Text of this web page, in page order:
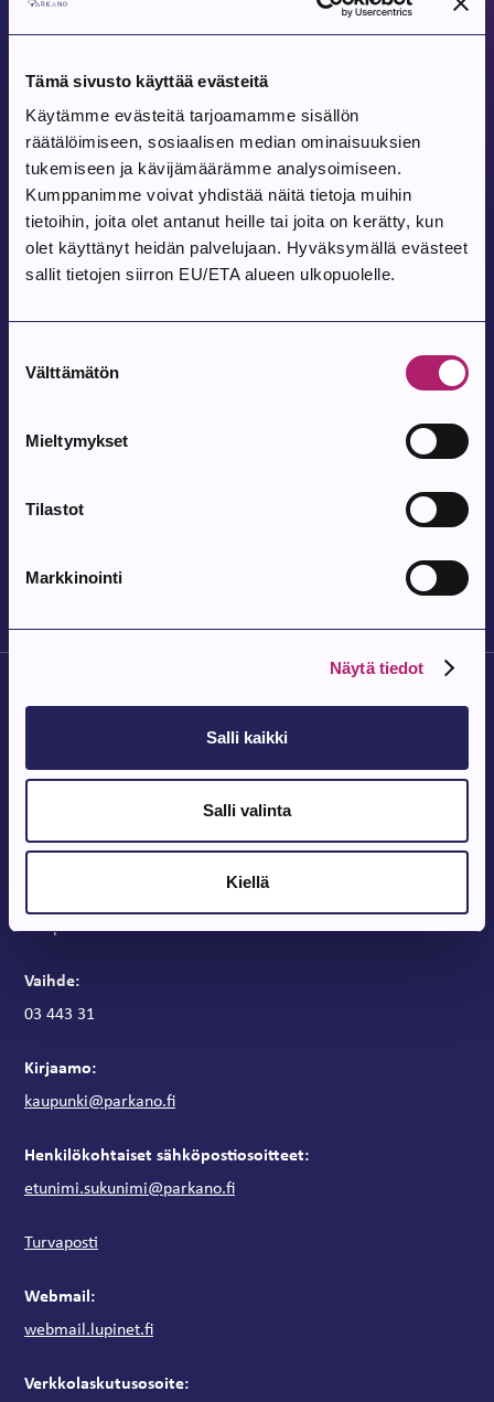
Tämä sivusto käyttää evästeitä
Käytämme evästeitä tarjoamamme sisällön
räätälöimiseen, sosiaalisen median ominaisuuksien
tukemiseen ja kävijämäärämme analysoimiseen.
Kumppanimme voivat yhdistää näitä tietoja muihin
tietoihin, joita olet antanut heille tai joita on kerätty, kun
olet käyttänyt heidän palvelujaan. Hyväksymällä evästeet
sallit tietojen siirron EU/ETA alueen ulkopuolelle.
valinta
Välttämätön
Mieltymykset
Tilastot
Markkinointi
Näytä tiedot
Salli kaikki
Salli valinta
Kiellä
Hakemukset tulee toimittaa pe 12.6. mennessä sähköpostiin
vapaa-aikatoimi@parkano.fi. Lisätiedot: 044 7865 512 tai 044
Harjoitusvuorohakemus
Jaa
Uusimmat artikkelit
Yksityisteiden aurauspalvelun haku
Yksityisteiden avustusten haku avoinna
8.6.2026- 31.8.2026
Parkanontie 37
Arkipäivisin klo 9 – 15
Vaihde:
03 443 31
Kirjaamo:
kaupunki@parkano.fi
Henkilökohtaiset sähköpostiosoitteet:
etunimi.sukunimi@parkano.fi
Turvaposti
Webmail:
webmail.lupinet.fi
Verkkolaskutusosoite: